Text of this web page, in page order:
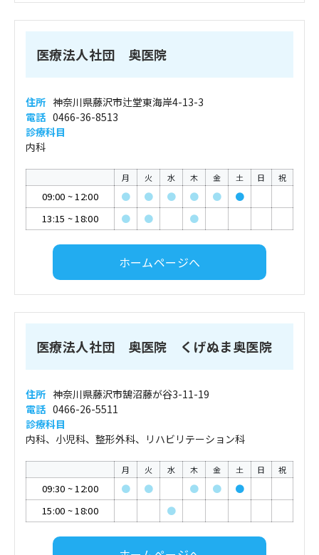
医療法人社団 奥医院
住所 神奈川県藤沢市辻堂東海岸4-13-3
電話 0466-36-8513
診療科目
内科
月 火 水 木 金 土 日 祝
09:00 ~12:00 ● ● ● ● ●
●
13:15 ~18:00 ● ● ●
ホームページへ
医療法人社団 奥医院 くげぬま奥医院
住所 神奈川県藤沢市鵠沼藤が谷3-11-19
電話 0466-26-5511
診療科目
内科、小児科、整形外科、リハビリテーション科
月 火 水 木 金 土 日 祝
09:30 ~12:00 ● ● ● ●
●
15:00 ~18:00 ●